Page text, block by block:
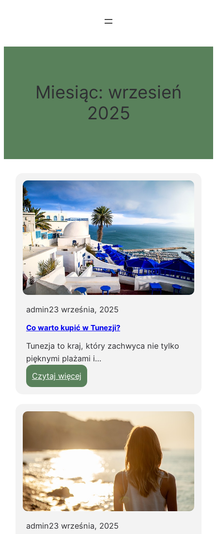
Miesiąc: wrzesień
2025
admin23 września, 2025
Co warto kupić w Tunezji?
Tunezja to kraj, który zachwyca nie tylko
pięknymi plażami i…
Czytaj więcej
C
w
t
k
p
ć
admin23 września, 2025